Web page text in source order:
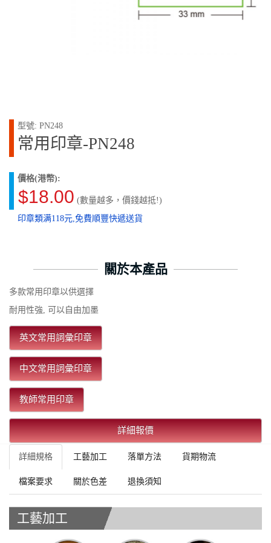
型號: PN248
常用印章-PN248
價格(港幣):
$18.00 (數量越多，價錢越抵!)
印章類满118元,免費順豐快遞送貨
關於本產品
多款常用印章以供選擇
耐用性強, 可以自由加墨
英文常用詞彙印章
中文常用詞彙印章
教師常用印章
詳細報價
詳細規格 工藝加工 落單方法 貨期物流
檔案要求 關於色差 退換須知
工藝加工